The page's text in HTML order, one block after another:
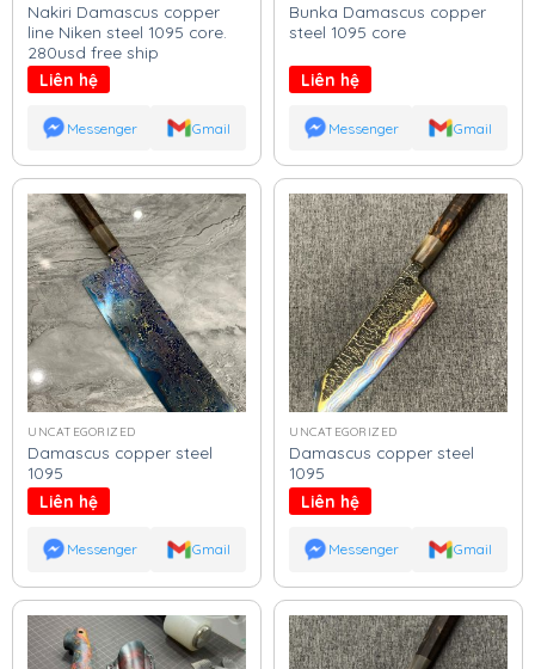
Nakiri Damascus copper
line Niken steel 1095 core.
280usd free ship
Liên hệ
Messenger Gmail
Bunka Damascus copper
steel 1095 core
Liên hệ
Messenger Gmail
UNCATEGORIZED
Damascus copper steel
1095
Liên hệ
Messenger Gmail
UNCATEGORIZED
Damascus copper steel
1095
Liên hệ
Messenger Gmail